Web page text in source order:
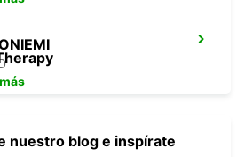
nuestro blog e inspírate